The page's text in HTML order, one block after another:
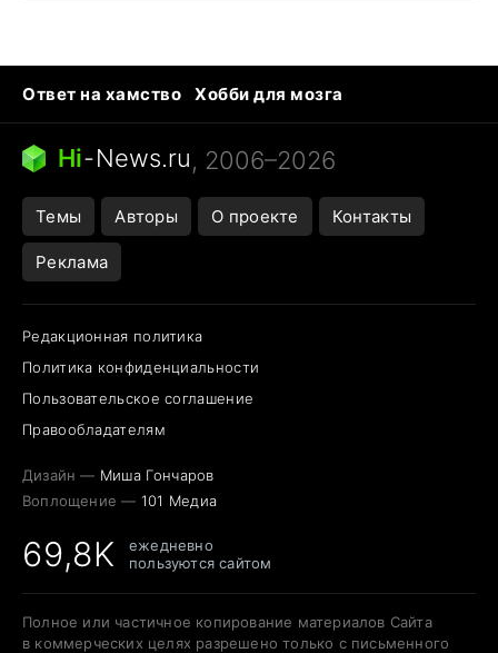
Ответ на хамство
Хобби для мозга
Бензин 100 vs 95
Тунцы в океанариуме
Следующая пандемия
Hi-News.ru, 2006–2026
Темы Авторы О проекте Контакты
Реклама
Редакционная политика
Политика конфиденциальности
Пользовательское соглашение
Правообладателям
Дизайн — Миша Гончаров
Воплощение — 101 Медиа
69,8K
ежедневно
пользуются сайтом
Полное или частичное копирование материалов Сайта
в коммерческих целях разрешено только с письменного